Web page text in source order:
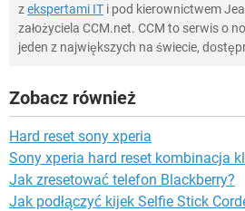
zekspertami IT i pod kierownictwem
założyciela CCM.net. CCM to serwis o
jeden z największych na świecie,
Zobacz również
Hard reset sony xperia
Sony xperia hard reset kombinacja
Jak zresetować telefon Blackberry?
Jak podłączyć kijek Selfie Stick